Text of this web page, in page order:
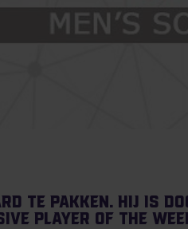
te pakken. Hij is
Player of the